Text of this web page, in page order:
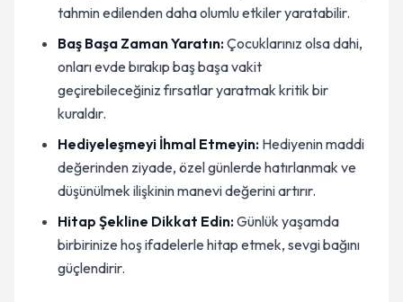
tahmin edilenden daha olumlu etkiler yaratabilir.
Baş Başa Zaman Yaratın:Çocuklarınız olsa dahi,
onları evde bırakıp baş başa vakit
geçirebileceğiniz fırsatlar yaratmak kritik bir
kuraldır.
Hediyeleşmeyi İhmal Etmeyin: Hediyenin maddi
değerinden ziyade, özel günlerde hatırlanmak ve
düşünülmek ilişkinin manevi değerini artırır.
Hitap Şekline Dikkat Edin:Günlük yaşamda
birbirinize hoş ifadelerle hitap etmek, sevgi bağını
güçlendirir.